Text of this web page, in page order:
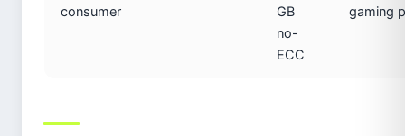
consumer
GB
no-
ECC
gaming